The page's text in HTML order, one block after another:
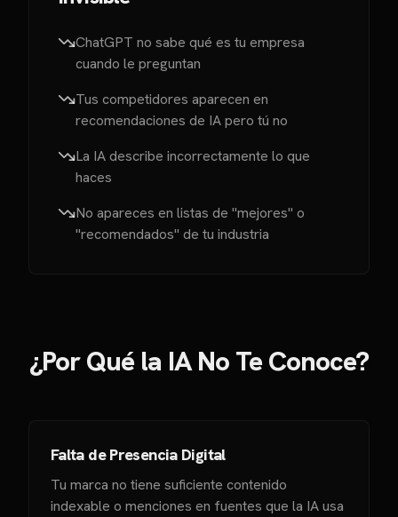
ChatGPT no sabe qué es tu empresa
cuando le preguntan
Tus competidores aparecen en
recomendaciones de IA pero tú no
La IA describe incorrectamente lo que
haces
No apareces en listas de "mejores" o
"recomendados" de tu industria
¿Por Qué la IA No Te Conoce?
Falta de Presencia Digital
Tu marca no tiene suficiente contenido
indexable o menciones en fuentes que la IA usa